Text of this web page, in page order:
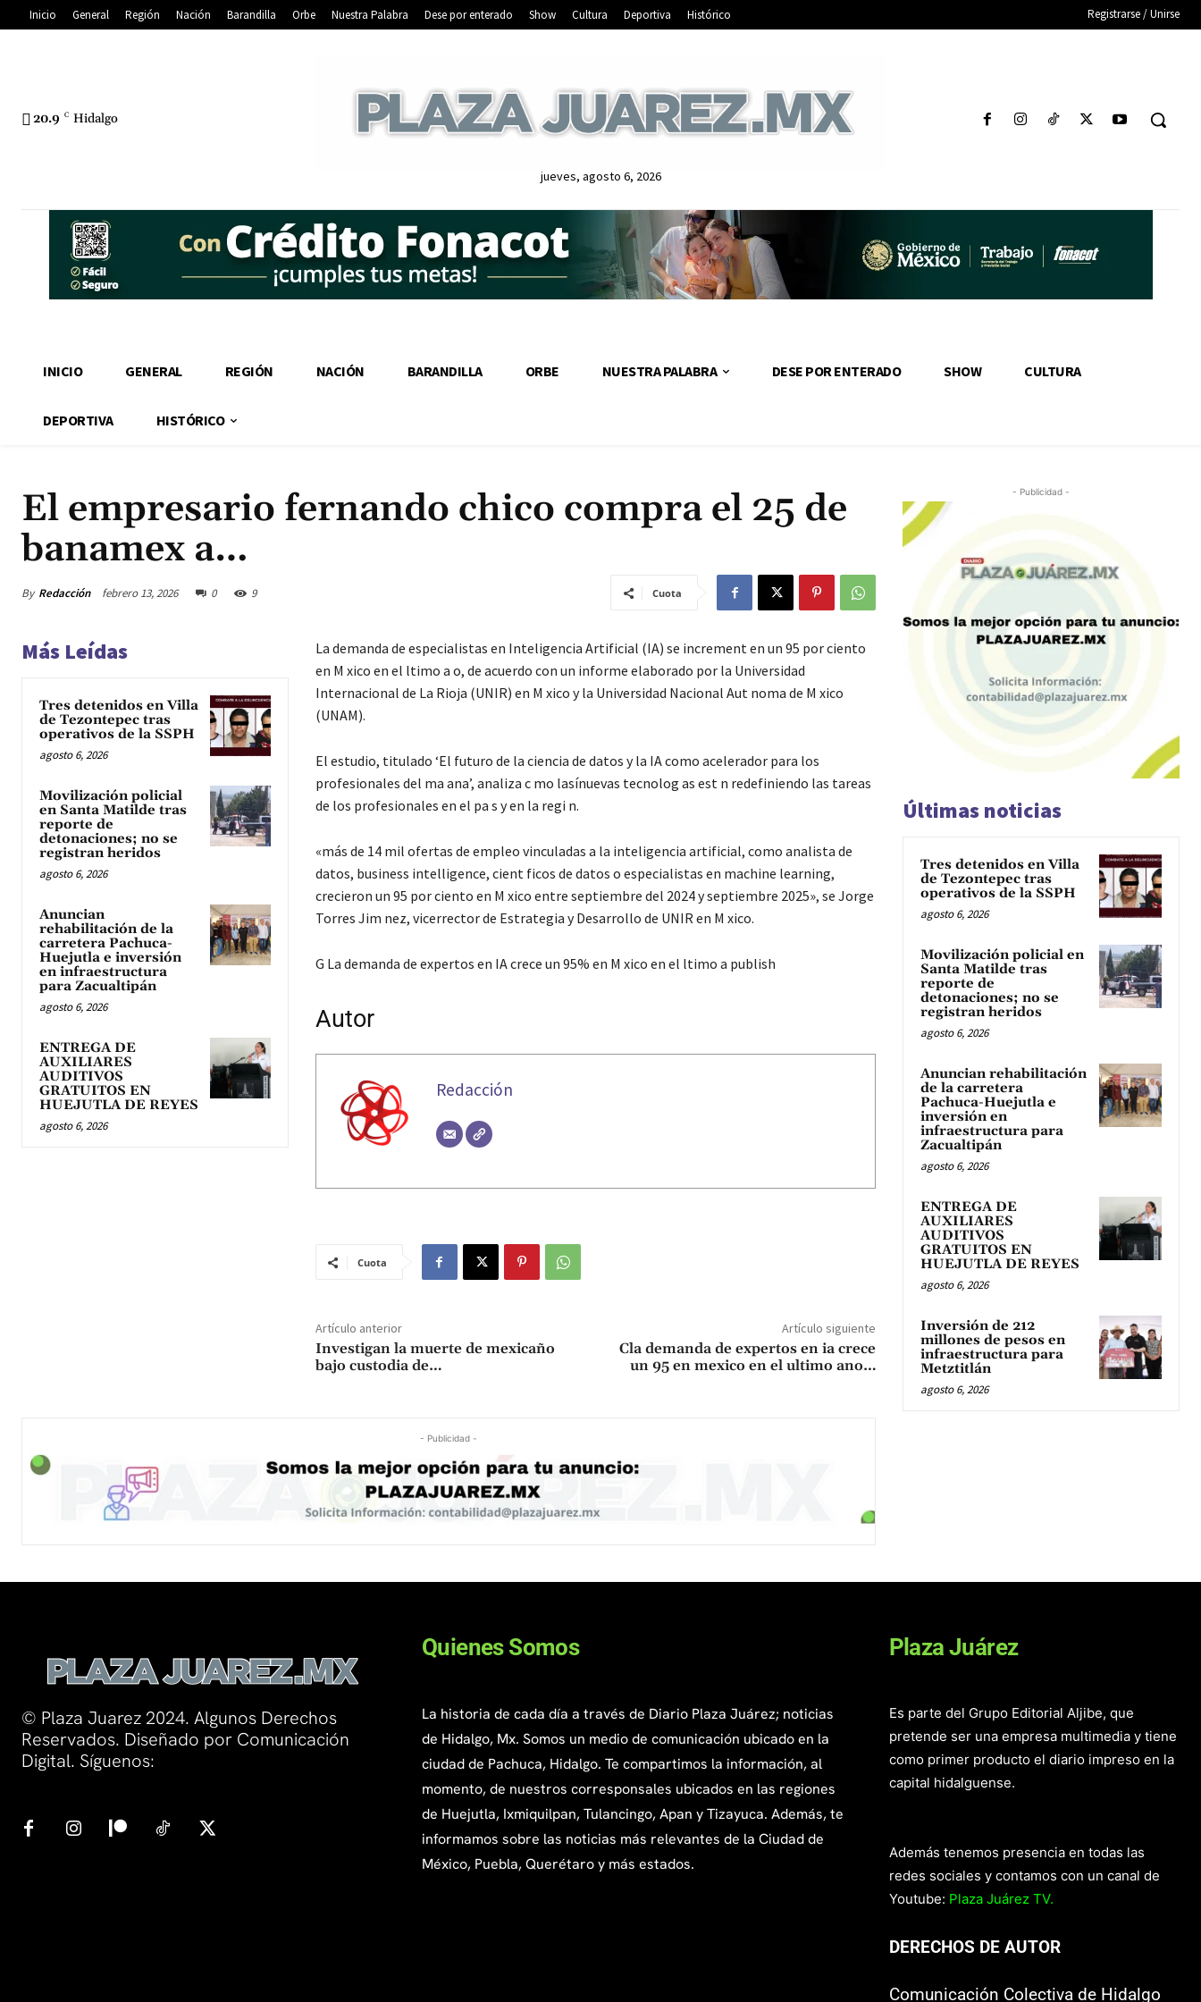
Inicio General Región Nación Barandilla Orbe Nuestra Palabra Dese por enterado Show Cultura Deportiva Histórico Registrarse / Unirse
20.9 C Hidalgo
jueves, agosto 6, 2026
INICIO GENERAL REGIÓN NACIÓN BARANDILLA ORBE NUESTRA PALABRA DESE POR ENTERADO SHOW CULTURA
DEPORTIVA HISTÓRICO
El empresario fernando chico compra el 25 de
banamex a…
By Redacción febrero 13, 2026 0 9 Cuota
Más Leídas
Tres detenidos en Villa
de Tezontepec tras
operativos de la SSPH
agosto 6, 2026
Movilización policial
en Santa Matilde tras
reporte de
detonaciones; no se
registran heridos
agosto 6, 2026
Anuncian
rehabilitación de la
carretera Pachuca-
Huejutla e inversión
en infraestructura
para Zacualtipán
agosto 6, 2026
ENTREGA DE
AUXILIARES
AUDITIVOS
GRATUITOS EN
HUEJUTLA DE REYES
agosto 6, 2026
La demanda de especialistas en Inteligencia Artificial (IA) se increment en un 95 por ciento
en M xico en el ltimo a o, de acuerdo con un informe elaborado por la Universidad
Internacional de La Rioja (UNIR) en M xico y la Universidad Nacional Aut noma de M xico
(UNAM).
El estudio, titulado ‘El futuro de la ciencia de datos y la IA como acelerador para los
profesionales del ma ana’, analiza c mo lasínuevas tecnolog as est n redefiniendo las tareas
de los profesionales en el pa s y en la regi n.
«más de 14 mil ofertas de empleo vinculadas a la inteligencia artificial, como analista de
datos, business intelligence, cient ficos de datos o especialistas en machine learning,
crecieron un 95 por ciento en M xico entre septiembre del 2024 y septiembre 2025», se Jorge
Torres Jim nez, vicerrector de Estrategia y Desarrollo de UNIR en M xico.
G La demanda de expertos en IA crece un 95% en M xico en el ltimo a publish
Autor
Redacción
Cuota
Artículo anterior
Investigan la muerte de mexicaño
bajo custodia de…
Artículo siguiente
Cla demanda de expertos en ia crece
un 95 en mexico en el ultimo ano…
- Publicidad -
- Publicidad -
Últimas noticias
Tres detenidos en Villa
de Tezontepec tras
operativos de la SSPH
agosto 6, 2026
Movilización policial en
Santa Matilde tras
reporte de
detonaciones; no se
registran heridos
agosto 6, 2026
Anuncian rehabilitación
de la carretera
Pachuca-Huejutla e
inversión en
infraestructura para
Zacualtipán
agosto 6, 2026
ENTREGA DE
AUXILIARES
AUDITIVOS
GRATUITOS EN
HUEJUTLA DE REYES
agosto 6, 2026
Inversión de 212
millones de pesos en
infraestructura para
Metztitlán
agosto 6, 2026
© Plaza Juarez 2024. Algunos Derechos
Reservados. Diseñado por Comunicación
Digital. Síguenos:
Quienes Somos
La historia de cada día a través de Diario Plaza Juárez; noticias
de Hidalgo, Mx. Somos un medio de comunicación ubicado en la
ciudad de Pachuca, Hidalgo. Te compartimos la información, al
momento, de nuestros corresponsales ubicados en las regiones
de Huejutla, Ixmiquilpan, Tulancingo, Apan y Tizayuca. Además, te
informamos sobre las noticias más relevantes de la Ciudad de
México, Puebla, Querétaro y más estados.
Plaza Juárez
Es parte del Grupo Editorial Aljibe, que
pretende ser una empresa multimedia y tiene
como primer producto el diario impreso en la
capital hidalguense.
Además tenemos presencia en todas las
redes sociales y contamos con un canal de
Youtube: Plaza Juárez TV.
DERECHOS DE AUTOR
Comunicación Colectiva de Hidalgo